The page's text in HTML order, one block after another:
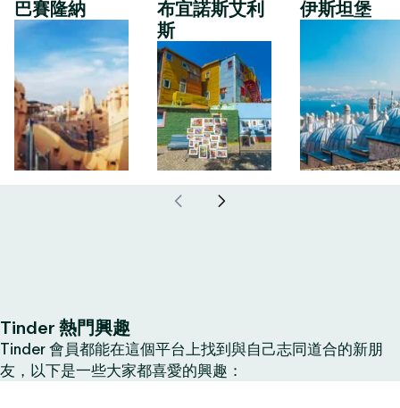
巴賽隆納
布宜諾斯艾利
斯
伊斯坦堡
Tinder 熱門興趣
Tinder 會員都能在這個平台上找到與自己志同道合的新朋
友，以下是一些大家都喜愛的興趣：